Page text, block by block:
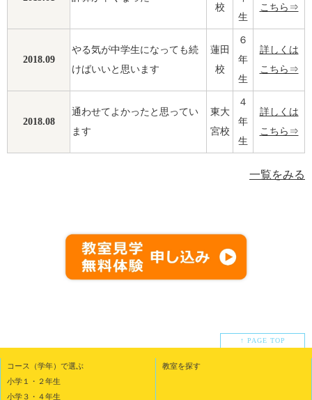
校
生
こちら⇒
2018.09
やる気が中学生になっても続
けばいいと思います
蓮田
校
６
年
生
詳しくは
こちら⇒
2018.08
通わせてよかったと思ってい
ます
東大
宮校
４
年
生
詳しくは
こちら⇒
一覧をみる
↑ PAGE TOP
コース（学年）で選ぶ
小学１・２年生
小学３・４年生
教室を探す